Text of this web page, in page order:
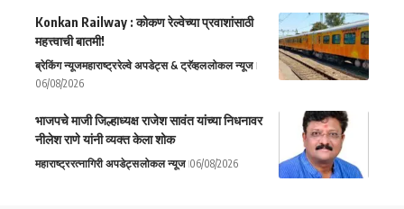
Konkan Railway : कोकण रेल्वेच्या प्रवाशांसाठी
महत्त्वाची बातमी!
ब्रेकिंग न्यूजमहाराष्ट्ररेल्वे अपडेट्स & ट्रॅव्हललोकल न्यूज
06/08/2026
भाजपचे माजी जिल्हाध्यक्ष राजेश सावंत यांच्या निधनावर
नीलेश राणे यांनी व्यक्त केला शोक
महाराष्ट्ररत्नागिरी अपडेट्सलोकल न्यूज 06/08/2026